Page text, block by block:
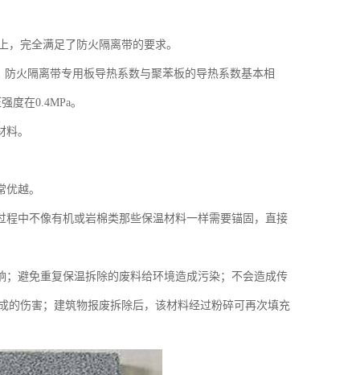
完全满足了防火隔离带的要求。
火隔离带专用板导热系数与聚苯板的导热系数基本相
度在0.4MPa。
。
越。
程中不像有机或岩棉类那些保温材料一样需要锚固，直接
避免重复保温拆除的废料给环境造成污染；不会造成传
的伤害；建筑物报废拆除后，该材料经过粉碎可再次填充